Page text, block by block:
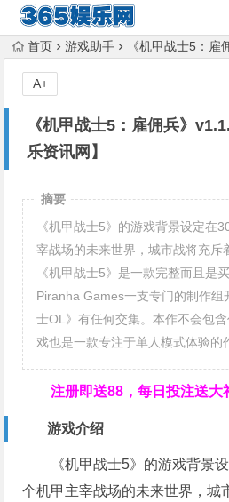
首页 游戏助手 《机甲战士5：雇佣兵
《机甲战士5：雇佣兵》
乐资讯网】
A+
摘要
《机甲战士5》的游戏背景设定在
宰战场的未来世界，城市战将充斥
《机甲战士5》是一款完整而且是
Piranha Games一支专门的制作组
士OL》有任何交集。本作不会包
戏也是一款专注于单人模式体验的
注册即送88，每日投注送大
游戏介绍
《机甲战士5》的游戏背景
个机甲主宰战场的未来世界，城